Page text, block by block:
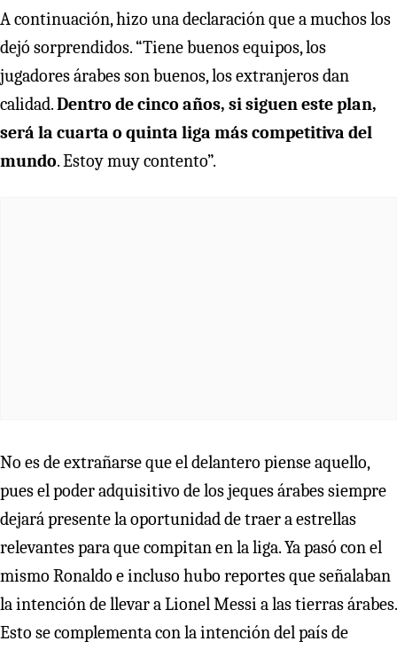
A continuación, hizo una declaración que a muchos los
dejó sorprendidos. “Tiene buenos equipos, los
jugadores árabes son buenos, los extranjeros dan
calidad.Dentro de cinco años, si siguen este plan,
será la cuarta o quinta liga más competitiva del
mundo. Estoy muy contento”.
No es de extrañarse que el delantero piense aquello,
pues el poder adquisitivo de los jeques árabes siempre
dejará presente la oportunidad de traer a estrellas
relevantes para que compitan en la liga. Ya pasó con el
mismo Ronaldo e incluso hubo reportes que señalaban
la intención de llevar a Lionel Messi a las tierras árabes.
Esto se complementa con la intención del país de